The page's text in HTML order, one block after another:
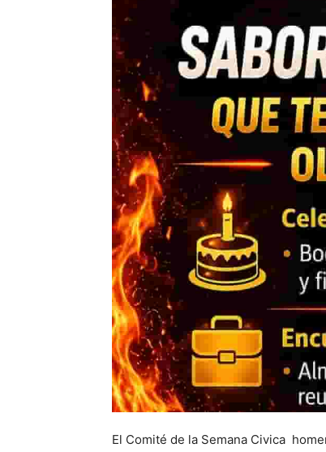
El Comité de la Semana Civica